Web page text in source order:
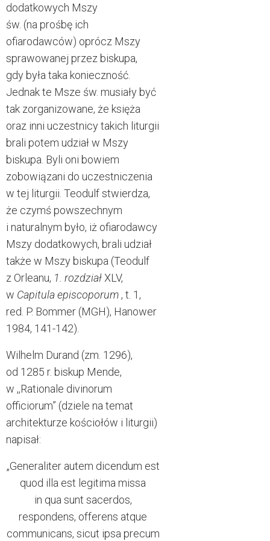
dodatkowych Mszy
św. (na prośbę ich
ofiarodawców) oprócz Mszy
sprawowanej przez biskupa,
gdy była taka konieczność.
Jednak te Msze św. musiały być
tak zorganizowane, że księża
oraz inni uczestnicy takich liturgii
brali potem udział w Mszy
biskupa. Byli oni bowiem
zobowiązani do uczestniczenia
w tej liturgii. Teodulf stwierdza,
że czymś powszechnym
i naturalnym było, iż ofiarodawcy
Mszy dodatkowych, brali udział
także w Mszy biskupa (Teodulf
z Orleanu, 1. rozdziałXLV,
w Capitula episcoporum, t. 1,
red. P. Bommer (MGH), Hanower
1984, 141-142).
Wilhelm Durand (zm. 1296),
od 1285 r. biskup Mende,
w ,,Rationale divinorum
officiorum” (dziele na temat
architekturze kościołów i liturgii)
napisał:
„Generaliter autem dicendum est
quod illa est legitima missa
in qua sunt sacerdos,
respondens, offerens atque
communicans, sicut ipsa precum